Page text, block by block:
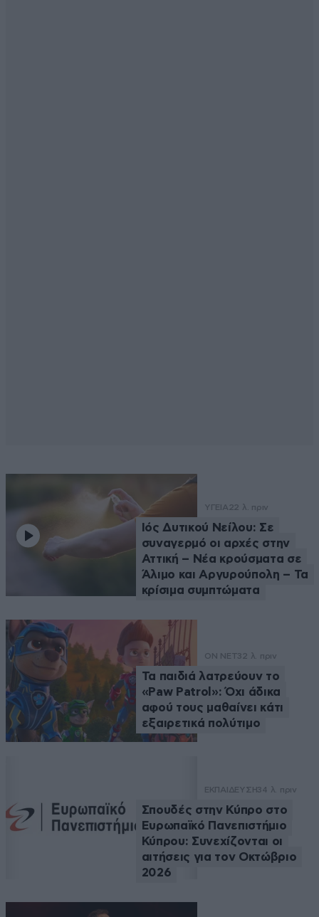
ΥΓΕΙΑ 22 λ. πριν
Ιός Δυτικού Νείλου: Σε
συναγερμό οι αρχές στην
Αττική – Νέα κρούσματα σε
Άλιμο και Αργυρούπολη – Τα
κρίσιμα συμπτώματα
ON NET32 λ. πριν
Τα παιδιά λατρεύουν το
«Paw Patrol»: Όχι άδικα
αφού τους μαθαίνει κάτι
εξαιρετικά πολύτιμο
ΕΚΠΑΙΔΕΥΣΗ34 λ. πριν
Σπουδές στην Κύπρο στο
Ευρωπαϊκό Πανεπιστήμιο
Κύπρου: Συνεχίζονται οι
αιτήσεις για τον Οκτώβριο
2026